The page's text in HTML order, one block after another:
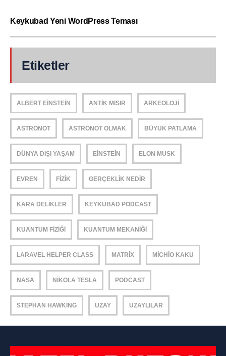
Keykubad Yeni WordPress Teması
Etiketler
ALBERT EINSTEIN ANTIK MISIR ARKEOLOJI
ASTRONOT ASTRONOT OLMAK BÜYÜK PATLAMA
DÜNYA DIŞI YAŞAM EINSTEIN ELON MUSK
EVREN FIZIK GERÇEKLIK NEDIR
KARA DELIKLER KEYKUBAD PODCAST
KUANTUM FIZIĞI KUANTUM MEKANIĞI
LARAVEL HELPER CLASS MATRIX MICHIO KAKU
NASA NIKOLA TESLA PODCAST
STEPHAN HAWKING UZAY UZAYLILAR